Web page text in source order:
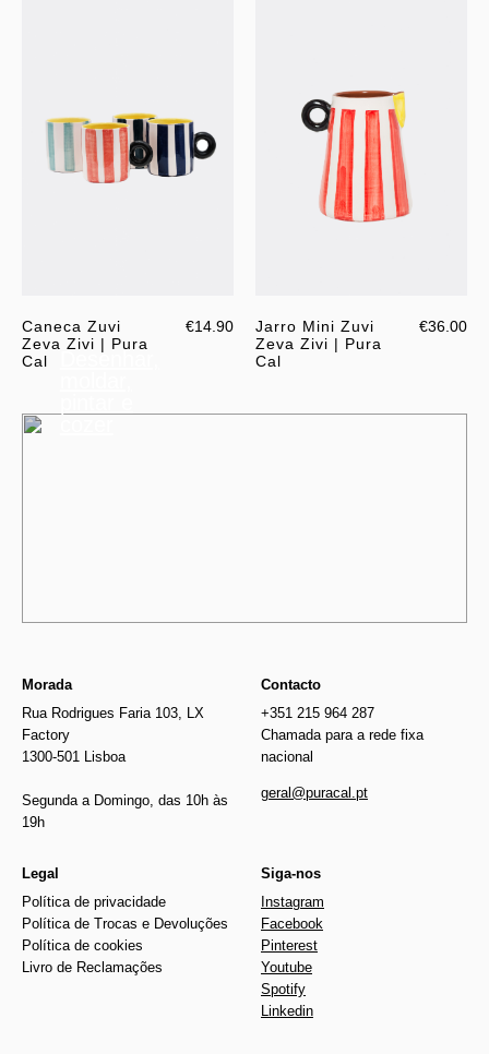
Caneca Zuvi
Zeva Zivi | Pura
Cal
€14.90
Jarro Mini Zuvi
Zeva Zivi | Pura
Cal
€36.00
Desenhar,
Morada
Rua Rodrigues Faria 103, LX
Factory
1300-501 Lisboa
Segunda a Domingo, das 10h às
19h
Contacto
+351 215 964 287
Chamada para a rede fixa
nacional
geral@puracal.pt
Legal
Política de privacidade
Política de Trocas e Devoluções
Política de cookies
Livro de Reclamações
Siga-nos
Instagram
Facebook
Pinterest
Youtube
Spotify
Linkedin